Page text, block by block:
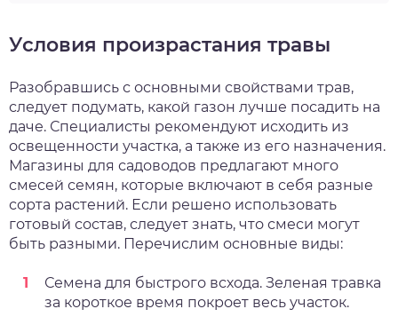
Условия произрастания травы
Разобравшись с основными свойствами трав,
следует подумать, какой газон лучше посадить на
даче. Специалисты рекомендуют исходить из
освещенности участка, а также из его назначения.
Магазины для садоводов предлагают много
смесей семян, которые включают в себя разные
сорта растений. Если решено использовать
готовый состав, следует знать, что смеси могут
быть разными. Перечислим основные виды:
Семена для быстрого всхода. Зеленая травка
за короткое время покроет весь участок.